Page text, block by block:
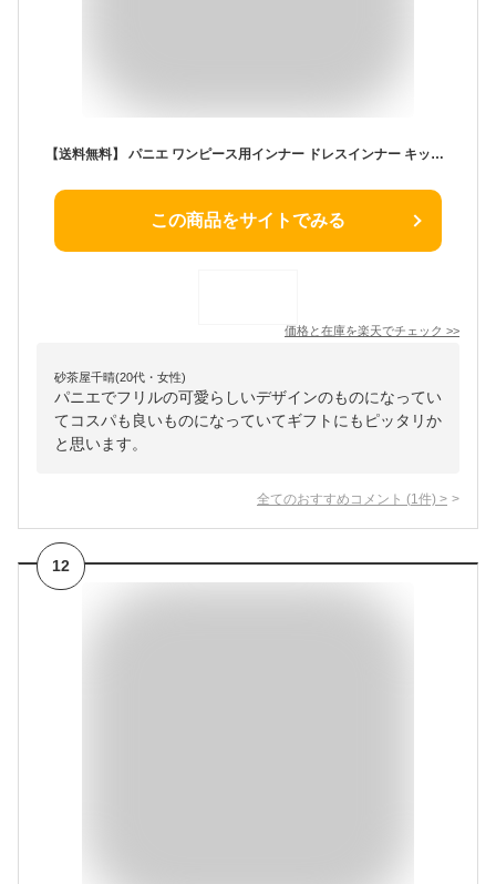
【送料無料】 パニエ ワンピース用インナー ドレスインナー キッズ 子供 女子 ガール 女の子 女児 お姫様 花嫁ガール 学生 ジュニア エレガント おしゃれ ファッション シンプル かわいい ダンス ステージ 宴会 発表会 結婚式 舞台 団体 プレゼント 誕生日 ギフト
この商品をサイトでみる
価格と在庫を楽天でチェック >>
砂茶屋千晴(20代・女性)
パニエでフリルの可愛らしいデザインのものになってい
てコスパも良いものになっていてギフトにもピッタリか
と思います。
全てのおすすめコメント (1 件) >
12